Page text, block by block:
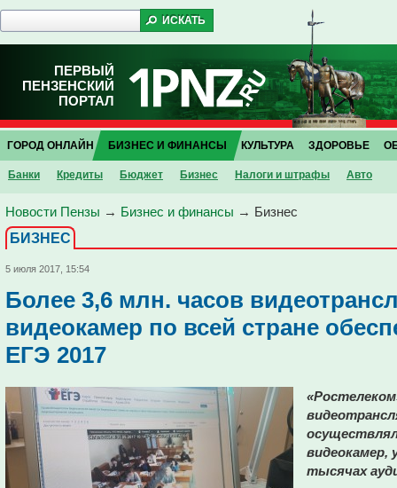
ПЕРВЫЙ
ПЕНЗЕНСКИЙ
ПОРТАЛ
ГОРОД ОНЛАЙН БИЗНЕС И ФИНАНСЫ
Банки Кредиты Бюджет Бизнес Налоги и штрафы Авто
КУЛЬТУРА ЗДОРОВЬЕ
Новости Пензы → Бизнес и финансы → Бизнес
БИЗНЕС
5 июля 2017, 15:54
Более 3,6 млн. часов
видеокамер по всей стране
ЕГЭ 2017
видеокамер,
тысячах